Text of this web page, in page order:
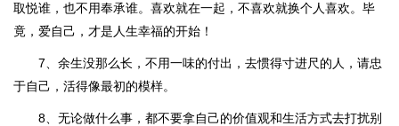
取悦谁，也不用奉承谁。喜欢就在一起，不喜欢就换个人喜欢。毕
竟，爱自己，才是人生幸福的开始！
7、余生没那么长，不用一味的付出，去惯得寸进尺的人，请忠
于自己，活得像最初的模样。
8、无论做什么事，都不要拿自己的价值观和生活方式去打扰别